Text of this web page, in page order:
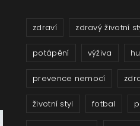
zdraví zdravý životní
potápění výživa
prevence nemocí
životní styl fotbal